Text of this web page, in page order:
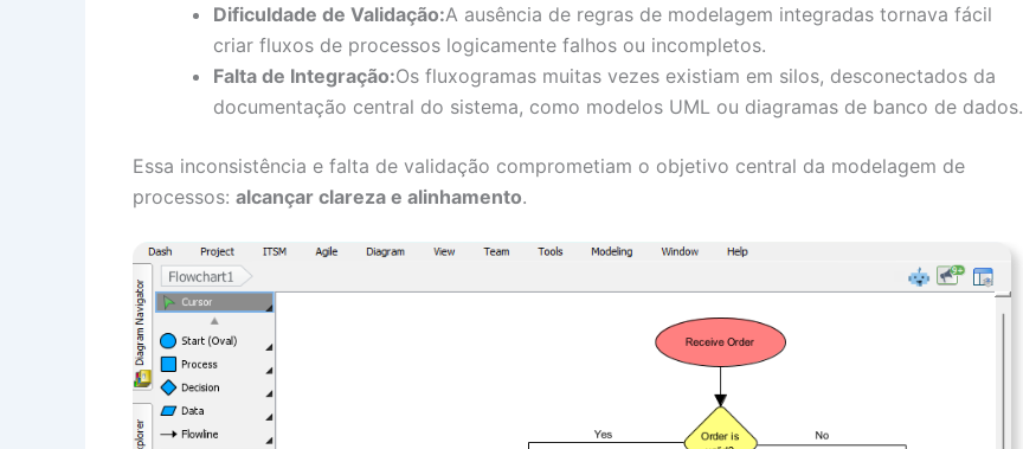
Dificuldade de Validação:A ausência de regras de modelagem integradas tornava fácil
criar fluxos de processos logicamente falhos ou incompletos.
Falta de Integração:Os fluxogramas muitas vezes existiam em silos, desconectados da
documentação central do sistema, como modelos UML ou diagramas de banco de dados.
Essa inconsistência e falta de validação comprometiam o objetivo central da modelagem de
processos: alcançar clareza e alinhamento.